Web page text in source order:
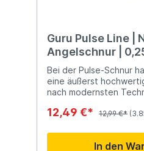
Guru Pulse Line |
Angelschnur |
Bei der Pulse-Schnur
eine äußerst
nach modernsten
Dehnung, läuft super
fairen Durchmesser! All
Eigenschaften machen
12,49 €* 12,99 €*
In den